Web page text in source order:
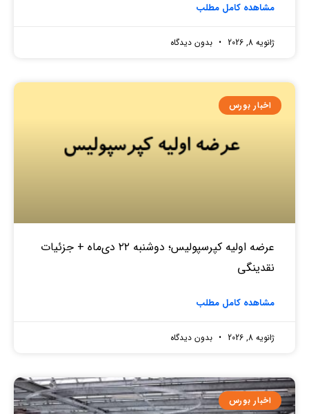
مشاهده کامل مطلب
ژانویه 8, 2026 بدون دیدگاه
اخبار بورس
عرضه اولیه کپرسپولیس؛ دوشنبه ۲۲ دی‌ماه + جزئیات
نقدینگی
مشاهده کامل مطلب
ژانویه 8, 2026 بدون دیدگاه
اخبار بورس